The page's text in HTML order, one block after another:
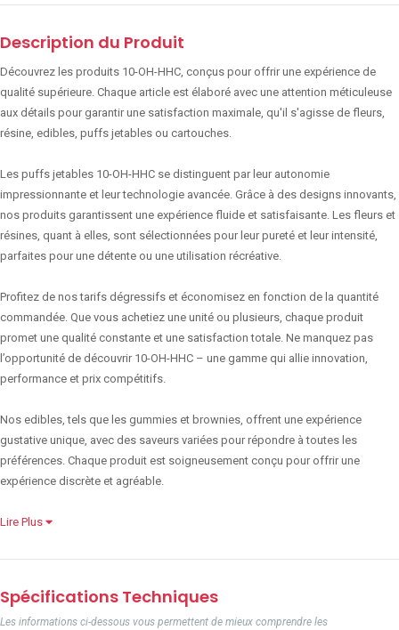
Description du Produit
Découvrez les produits 10-OH-HHC, conçus pour offrir une expérience de
qualité supérieure. Chaque article est élaboré avec une attention méticuleuse
aux détails pour garantir une satisfaction maximale, qu'il s'agisse de fleurs,
résine, edibles, puffs jetables ou cartouches.
Les puffs jetables 10-OH-HHC se distinguent par leur autonomie
impressionnante et leur technologie avancée. Grâce à des designs innovants,
nos produits garantissent une expérience fluide et satisfaisante. Les fleurs et
résines, quant à elles, sont sélectionnées pour leur pureté et leur intensité,
parfaites pour une détente ou une utilisation récréative.
Profitez de nos tarifs dégressifs et économisez en fonction de la quantité
commandée. Que vous achetiez une unité ou plusieurs, chaque produit
promet une qualité constante et une satisfaction totale. Ne manquez pas
l’opportunité de découvrir 10-OH-HHC – une gamme qui allie innovation,
performance et prix compétitifs.
Nos edibles, tels que les gummies et brownies, offrent une expérience
gustative unique, avec des saveurs variées pour répondre à toutes les
préférences. Chaque produit est soigneusement conçu pour offrir une
expérience discrète et agréable.
Lire Plus
Spécifications Techniques
Les informations ci-dessous vous permettent de mieux comprendre les